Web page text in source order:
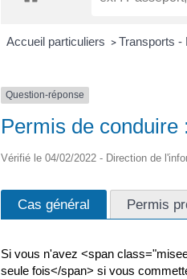
Accueil particuliers > Transports -
Question-réponse
Permis de conduire
Vérifié le 04/02/2022 - Direction de
Cas général Permis
Si vous n'avez <span
seule fois</span> si vous